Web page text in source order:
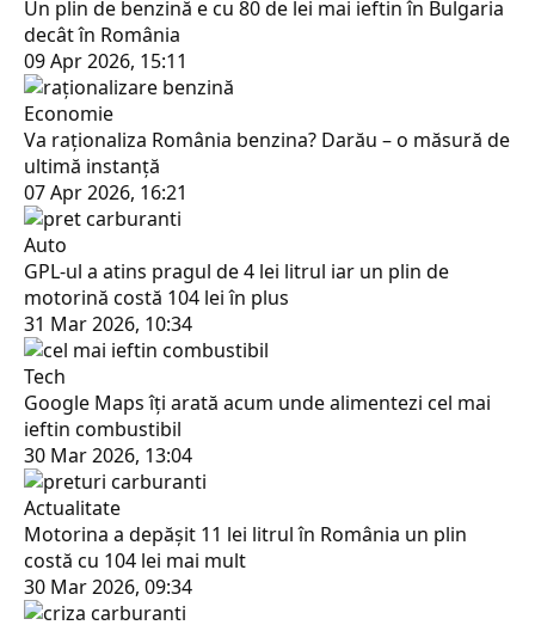
Un plin de benzină e cu 80 de lei mai ieftin în Bulgaria
decât în România
09 Apr 2026, 15:11
Economie
Va raționaliza România benzina? Darău – o măsură de
ultimă instanță
07 Apr 2026, 16:21
Auto
GPL-ul a atins pragul de 4 lei litrul iar un plin de
motorină costă 104 lei în plus
31 Mar 2026, 10:34
Tech
Google Maps îți arată acum unde alimentezi cel mai
ieftin combustibil
30 Mar 2026, 13:04
Actualitate
Motorina a depășit 11 lei litrul în România un plin
costă cu 104 lei mai mult
30 Mar 2026, 09:34